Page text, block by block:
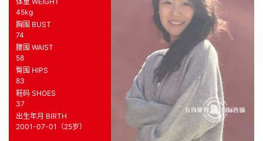
45kg
胸围 BUST
74
腰围 WAIST
58
臀围 HIPS
83
鞋码 SHOES
37
出生年月 BIRTH
2001-07-01（25岁）